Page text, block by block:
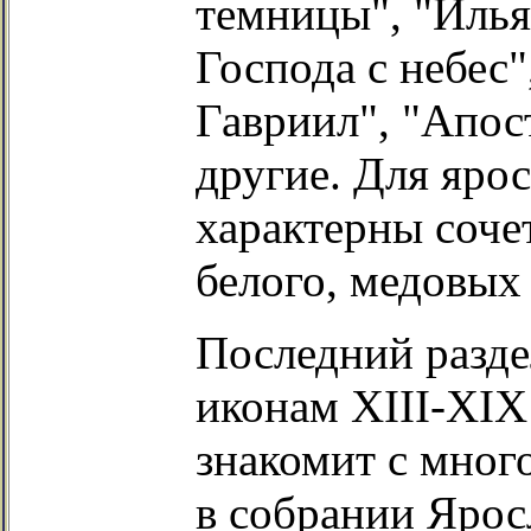
темницы",
Господа с
Гавриил",
другие. Для
характерны
белого,
Последний
иконам XIII-XIX
знакомит с
в собрании